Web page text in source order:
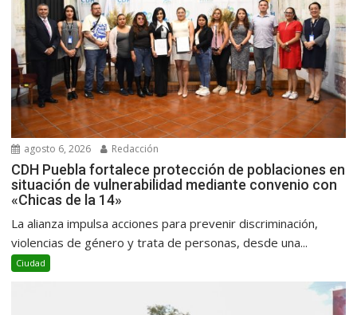
agosto 6, 2026 Redacción
CDH Puebla fortalece protección de poblaciones en
situación de vulnerabilidad mediante convenio con
«Chicas de la 14»
La alianza impulsa acciones para prevenir discriminación,
violencias de género y trata de personas, desde una...
Ciudad